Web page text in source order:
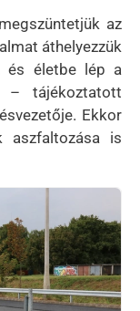
az
áthelyezzük
és életbe lép a
– tájékoztatott
Ekkor
aszfaltozása is